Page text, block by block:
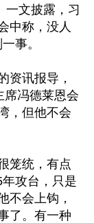
一文披露，习
中称，没人
事。
资讯报导，
席冯德莱恩会
，但他不会
笼统，有点
攻台，只是
不会上钩，
了。有一种